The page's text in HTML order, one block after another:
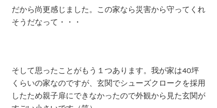
だから尚更感じました。この家なら災害から守ってくれ
そうだなって・・・
そして思ったことがもう１つあります。我が家は40坪
くらいの家なのですが、玄関でシューズクロークを採用
したため親子扉にできなかったので外観から見た玄関が